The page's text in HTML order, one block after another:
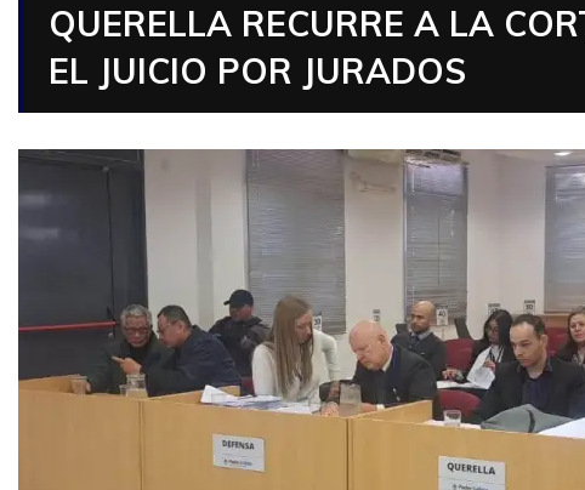
QUERELLA RECURRE A LA
EL JUICIO POR JURADOS